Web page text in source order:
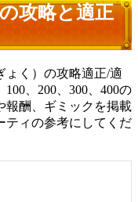
攻略と適正
ょく）の攻略適正/適
、200、300、400の
報酬、ギミックを掲載
ティの参考にしてくだ